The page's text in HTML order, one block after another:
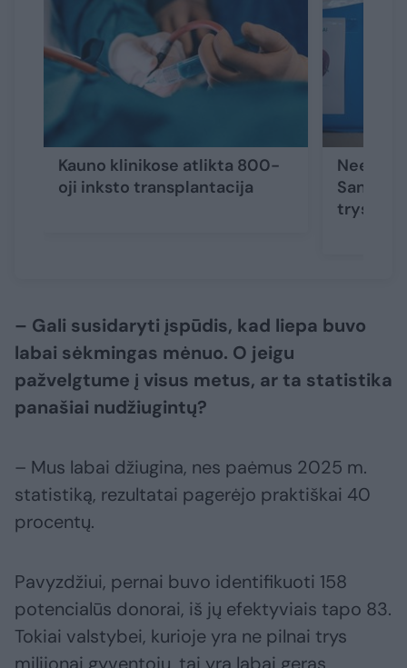
Kauno klinikose atlikta 800-
oji inksto transplantacija
Neeilinė
trys
– Gali susidaryti įspūdis, kad liepa buvo
labai sėkmingas mėnuo. O jeigu
pažvelgtume į visus metus, ar ta statistika
panašiai nudžiugintų?
– Mus labai džiugina, nes paėmus 2025 m.
statistiką, rezultatai pagerėjo praktiškai 40
procentų.
Pavyzdžiui, pernai buvo identifikuoti 158
potencialūs donorai, iš jų efektyviais tapo 83.
Tokiai valstybei, kurioje yra ne pilnai trys
milijonai gyventojų, tai yra labai geras